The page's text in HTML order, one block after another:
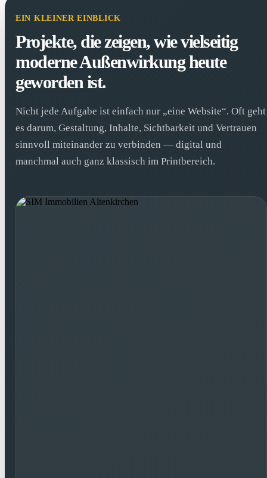
EIN KLEINER EINBLICK
Projekte, die zeigen, wie vielseitig
moderne Außenwirkung heute
geworden ist.
Nicht jede Aufgabe ist einfach nur „eine Website“. Oft geht
es darum, Gestaltung, Inhalte, Sichtbarkeit und Vertrauen
sinnvoll miteinander zu verbinden — digital und
manchmal auch ganz klassisch im Printbereich.